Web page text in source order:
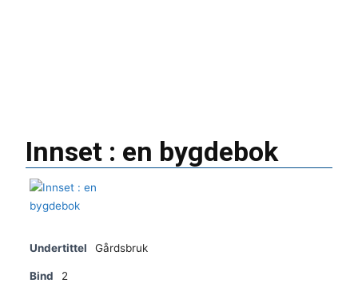
Innset : en bygdebok
Undertittel Gårdsbruk
Bind 2